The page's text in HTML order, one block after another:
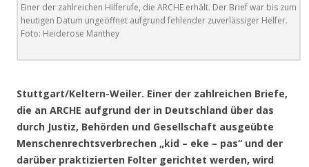
Einer der zahlreichen Hilferufe, die ARCHE erhält. Der Brief war bis zum
heutigen Datum ungeöffnet aufgrund fehlender zuverlässiger Helfer.
Foto: Heiderose Manthey
Stuttgart/Keltern-Weiler. Einer der zahlreichen Briefe,
die an ARCHE aufgrund der in Deutschland über das
durch Justiz, Behörden und Gesellschaft ausgeübte
Menschenrechtsverbrechen „kid – eke – pas“ und der
darüber praktizierten Folter gerichtet werden, wird